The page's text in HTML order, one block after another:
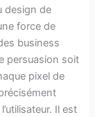
design de
force de
business
persuasion soit
pixel de
Il est